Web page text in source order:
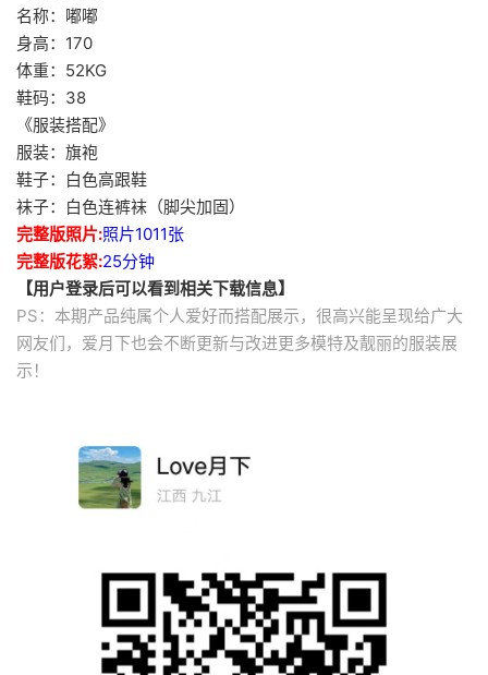
名称：嘟嘟
身高：170
体重：52KG
鞋码：38
《服装搭配》
服装：旗袍
鞋子：白色高跟鞋
袜子：白色连裤袜（脚尖加固）
完整版照片:照片1011张
完整版花絮:25分钟
【用户登录后可以看到相关下载信息】
PS：本期产品纯属个人爱好而搭配展示，很高兴能呈现给广大
网友们，爱月下也会不断更新与改进更多模特及靓丽的服装展
示！